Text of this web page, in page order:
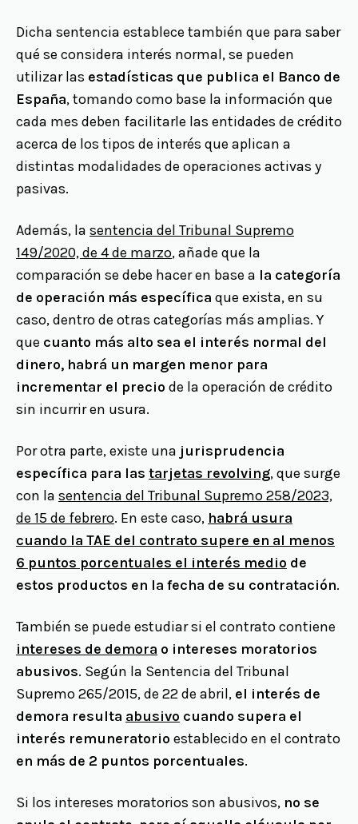
Dicha sentencia establece también que para saber
qué se considera interés normal, se pueden
utilizar las estadísticas que publica el Banco de
España, tomando como base la información que
cada mes deben facilitarle las entidades de crédito
acerca de los tipos de interés que aplican a
distintas modalidades de operaciones activas y
pasivas.
Además, la sentencia del Tribunal Supremo
149/2020, de 4 de marzo, añade que la
comparación se debe hacer en base a la categoría
de operación más específica que exista, en su
caso, dentro de otras categorías más amplias. Y
que cuanto más alto sea el interés normal del
dinero, habrá un margen menor para
incrementar el precio de la operación de crédito
sin incurrir en usura.
Por otra parte, existe una jurisprudencia
específica para las tarjetas revolving, que surge
con la sentencia del Tribunal Supremo 258/2023,
de 15 de febrero. En este caso, habrá usura
cuando la TAE del contrato supere en al menos
6 puntos porcentuales el interés medio de
estos productos en la fecha de su contratación.
También se puede estudiar si el contrato contiene
intereses de demora o intereses moratorios
abusivos. Según la Sentencia del Tribunal
Supremo 265/2015, de 22 de abril, el interés de
demora resulta abusivo cuando supera el
interés remuneratorio establecido en el contrato
en más de 2 puntos porcentuales.
Si los intereses moratorios son abusivos, no se